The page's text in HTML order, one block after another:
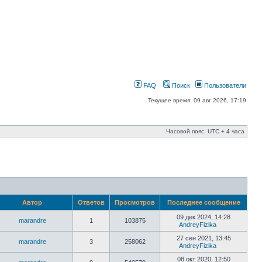
FAQ Поиск Пользователи
Текущее время: 09 авг 2026, 17:19
Часовой пояс: UTC + 4 часа
Автор Ответов Просмотров Последнее сообщение
marandre 1 103875
09 дек 2024, 14:28
AndreyFizika
marandre 3 258062
27 сен 2021, 13:45
AndreyFizika
08 окт 2020, 12:50